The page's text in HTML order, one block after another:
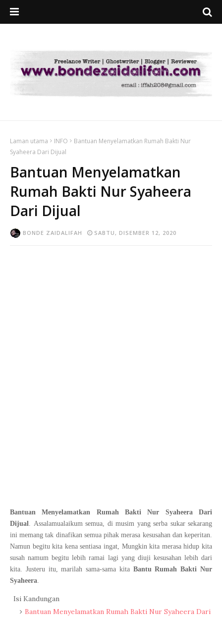
Laman utama INFO
Bantuan Menyelamatkan Rumah Bakti Nur
Syaheera Dari Dijual
Bantuan Menyelamatkan
Rumah Bakti Nur Syaheera
Dari Dijual
BONDE ZAIDALIFAH SABTU, DISEMBER 12, 2020
Bantuan Menyelamatkan Rumah Bakti Nur Syaheera Dari
Dijual. Assalamualaikum semua, di musim yang serba sukar sekarang
ini memang tak dinafikan semua pihak merasa kesusahan dan keperitan.
Namun begitu kita kena sentiasa ingat, Mungkin kita merasa hidup kita
susah namum begitu lebih ramai lagi yang diuji kesusahan lebih dari
kita. Justeru itu, marilah sama-sama kita Bantu Rumah Bakti Nur
Syaheera.
Isi Kandungan
Bantuan Menyelamatkan Rumah Bakti Nur Syaheera Dari